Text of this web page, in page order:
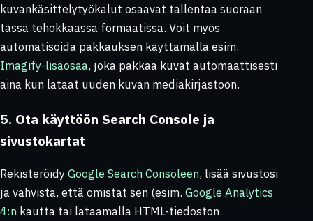
kuvankäsittelytyökalut osaavat tallentaa suoraan
tässä tehokkaassa formaatissa. Voit myös
automatisoida pakkauksen käyttämällä esim.
Imagify-lisäosaa, joka pakkaa kuvat automaattisesti
aina kun lataat uuden kuvan mediakirjastoon.
5. Ota käyttöön Search Console ja
sivustokartat
RekisteröidyGoogle Search Consoleen, lisää sivustosi
ja vahvista, että omistat sen (esim. Google Analytics
4:n kautta tai lataamalla HTML-tiedoston